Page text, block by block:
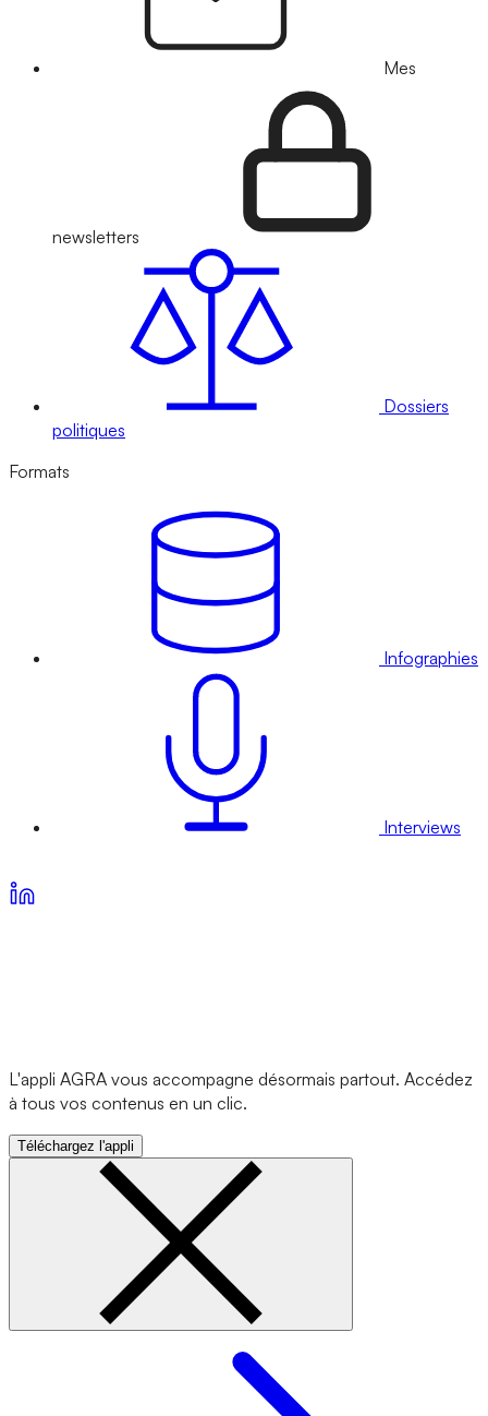
Mes
newsletters
Dossiers
politiques
Formats
Infographies
Interviews
L'appli AGRA vous accompagne désormais partout. Accédez
à tous vos contenus en un clic.
Téléchargez l'appli